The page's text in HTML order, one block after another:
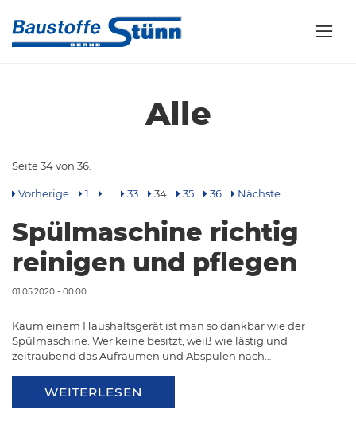
Alle
Seite 34 von 36.
Vorherige 1 33 34 35 36 Nächste
Spülmaschine richtig
reinigen und pflegen
01.05.2020 - 00:00
Kaum einem Haushaltsgerät ist man so dankbar wie der
Spülmaschine. Wer keine besitzt, weiß wie lästig und
zeitraubend das Aufräumen und Abspülen nach…
WEITERLESEN